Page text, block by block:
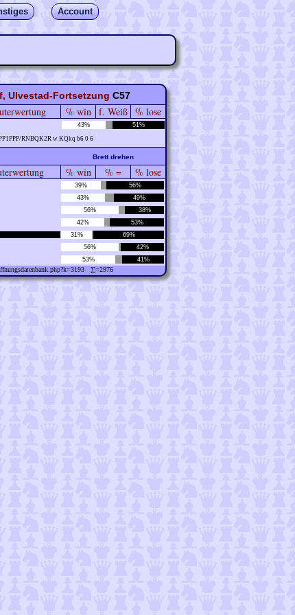
Account
Ulvestad-Fortsetzung C57
% win f. Weiß % lose
43% 51%
RNBQK2R w KQkq b6 0 6
Brett drehen
% win % = % lose
39% 56%
43% 49%
56% 38%
42% 53%
31% 69%
56% 42%
53% 41%
∑=2976